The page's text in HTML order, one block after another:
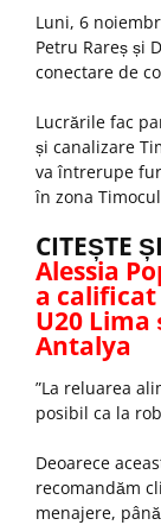
Luni, 6
Petru Rareș și
conectare de
Lucrările fac
și canalizare
va întrerupe
în zona
CITEȘTE
Alessia
a
U20 Lima
Antalya
”La reluarea
posibil ca la
Deoarece
recomandăm
menajere,